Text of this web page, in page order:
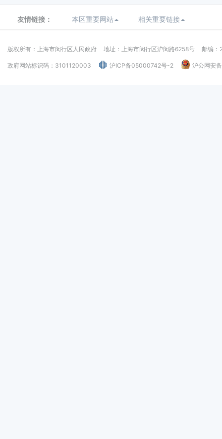
友情链接： 本区重要网站 相关重要链接
版权所有：上海市闵行区人民政府 地址：上海市闵行区沪闵路6258号 邮编：
政府网站标识码：3101120003 沪ICP备05000742号-2 沪公网安